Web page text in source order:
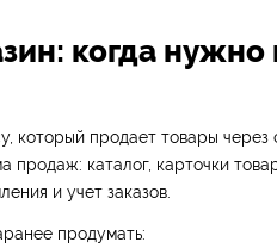
когда нужно
который продает товары
продаж: каталог, карточки
и учет заказов.
продумать: